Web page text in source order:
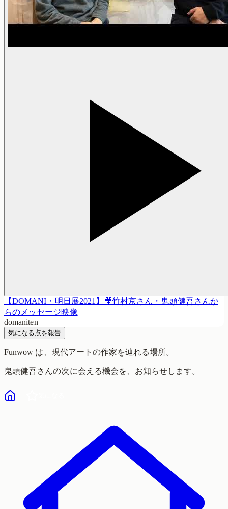
【DOMANI・明日展2021】🎥竹村京さん・鬼頭健吾さんか
らのメッセージ映像
domaniten
気になる点を報告
Funwow は、現代アートの作家を辿れる場所。
鬼頭健吾さんの次に会える機会を、お知らせします。